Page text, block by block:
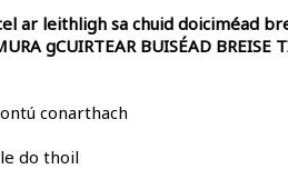
ar leithligh sa chuid doiciméad
gCUIRTEAR BUISÉAD BREISE
conarthach
do thoil